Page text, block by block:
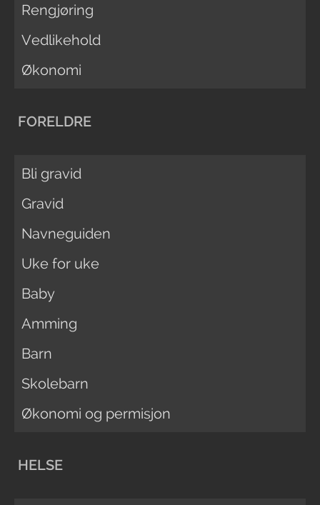
Rengjøring
Vedlikehold
Økonomi
FORELDRE
Bli gravid
Gravid
Navneguiden
Uke for uke
Baby
Amming
Barn
Skolebarn
Økonomi og permisjon
HELSE